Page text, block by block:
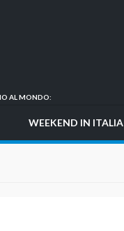
AL MONDO:
WEEKEND IN ITALIA